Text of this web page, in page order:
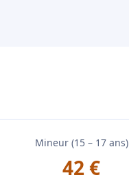
Mineur (15 – 17 ans)
42 €